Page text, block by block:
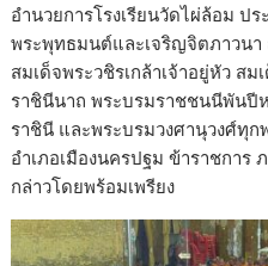
อำนวยการโรงเรียนวัดไผ่ล้อม ป
พระพุทธมนต์และเจริญจิตภาวน
สมเด็จพระวชิรเกล้าเจ้าอยู่หัว ส
ราชินีนาถ พระบรมราชชนนีพันปี
ราชินี และพระบรมวงศานุวงศ์ทุ
อำเภอเมืองนครปฐม ข้าราชการ
กล่าวโดยพร้อมเพรียง